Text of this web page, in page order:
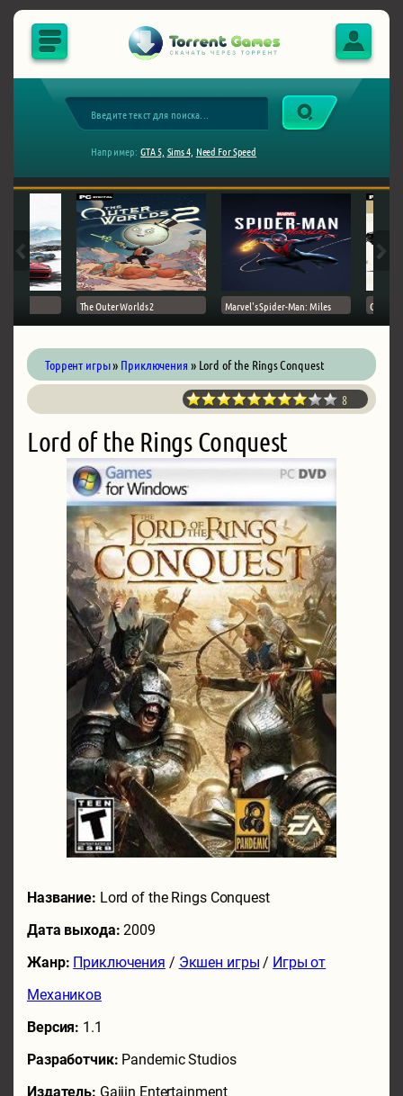
Например: GTA 5, Sims 4, Need For Speed
The Outer Worlds 2 Marvel's Spider-Man: Miles Ghost
Торрент игры» Приключения » Lord of the Rings Conquest
8
Lord of the Rings Conquest
Название: Lord of the Rings Conquest
Дата выхода:2009
Жанр: Приключения / Экшен игры / Игры от
Механиков
Версия: 1.1
Разработчик: Pandemic Studios
Издатель: Gaijin Entertainment